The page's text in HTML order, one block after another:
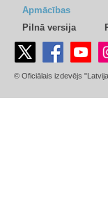
Apmācības
Pilnā versija
© Oficiālais izdevējs